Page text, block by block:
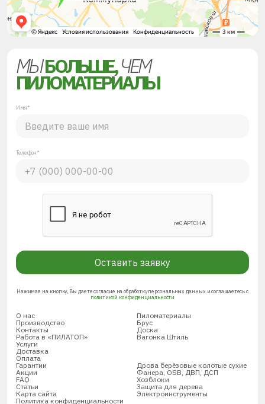
МЫБОЛЬШЕ,ЧЕМ
ПИЛОМАТЕРИАЛЫ
Имя*
Телефон*
Оставить заявку
Нажимая на кнопку, Вы даете согласие на обработку персональных данных и соглашаетесь с
политикой конфиденциальности
О нас
Производство
Контакты
Работа в «ПИЛАТОП»
Услуги
Доставка
Оплата
Гарантии
Акции
FAQ
Статьи
Карта сайта
Политика конфиденциальности
Пиломатериалы
Брус
Доска
Вагонка Штиль
Дрова берёзовые колотые сухие
Фанера, OSB, ДВП, ДСП
Хозблоки
Защита для дерева
Электроинструменты